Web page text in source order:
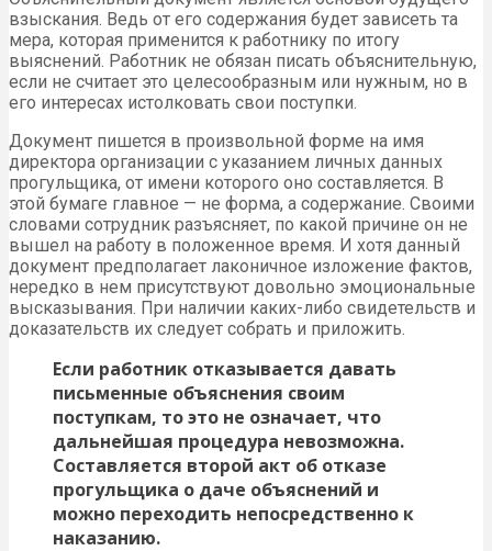
взыскания. Ведь от его содержания будет зависеть та
мера, которая применится к работнику по итогу
выяснений. Работник не обязан писать объяснительную,
если не считает это целесообразным или нужным, но в
его интересах истолковать свои поступки.
Документ пишется в произвольной форме на имя
директора организации с указанием личных данных
прогульщика, от имени которого оно составляется. В
этой бумаге главное — не форма, а содержание. Своими
словами сотрудник разъясняет, по какой причине он не
вышел на работу в положенное время. И хотя данный
документ предполагает лаконичное изложение фактов,
нередко в нем присутствуют довольно эмоциональные
высказывания. При наличии каких-либо свидетельств и
доказательств их следует собрать и приложить.
Если работник отказывается давать
письменные объяснения своим
поступкам, то это не означает, что
дальнейшая процедура невозможна.
Составляется второй акт об отказе
прогульщика о даче объяснений и
можно переходить непосредственно к
наказанию.